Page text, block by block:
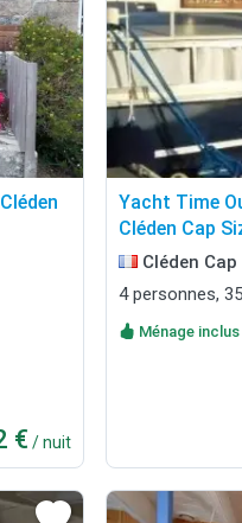
€ / nuit
Yacht Time
Cléden Cap
Cléden
4 personnes,
Ménage inclus